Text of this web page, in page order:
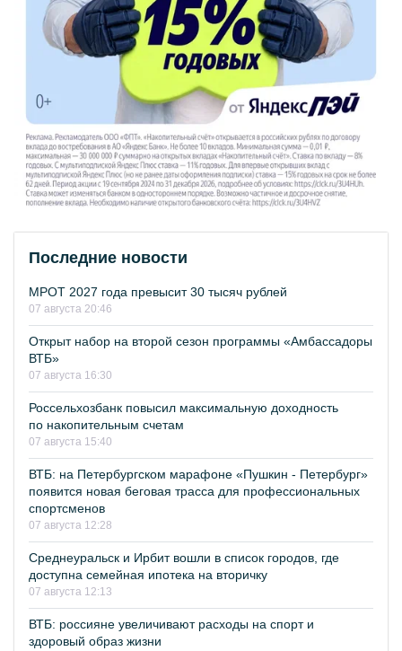
Последние новости
МРОТ 2027 года превысит 30 тысяч рублей
07 августа 20:46
Открыт набор на второй сезон программы «Амбассадоры
ВТБ»
07 августа 16:30
Россельхозбанк повысил максимальную доходность
по накопительным счетам
07 августа 15:40
ВТБ: на Петербургском марафоне «Пушкин - Петербург»
появится новая беговая трасса для профессиональных
спортсменов
07 августа 12:28
Среднеуральск и Ирбит вошли в список городов, где
доступна семейная ипотека на вторичку
07 августа 12:13
ВТБ: россияне увеличивают расходы на спорт и
здоровый образ жизни